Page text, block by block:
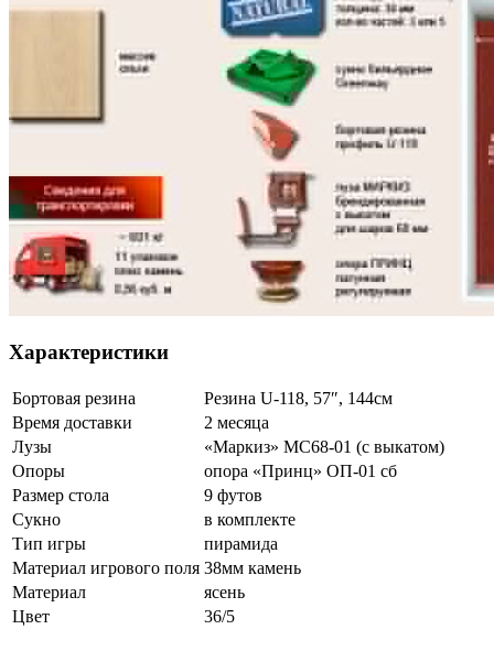
Характеристики
Бортовая резина
Резина U-118, 57″, 144см
Время доставки
2 месяца
Лузы
«Маркиз» МС68-01 (с выкатом)
Опоры
опора «Принц» ОП-01 сб
Размер стола
9 футов
Сукно
в комплекте
Тип игры
пирамида
Материал игрового поля 38мм камень
Материал
ясень
Цвет
36/5